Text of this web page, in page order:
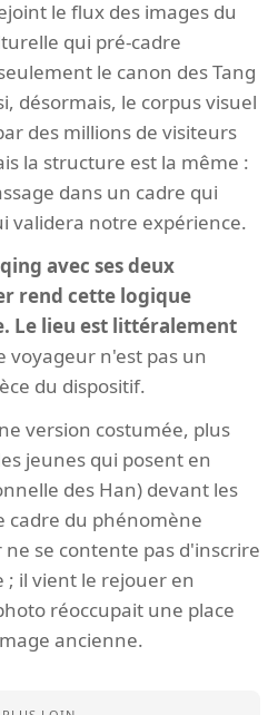
le flux des images du
qui pré-cadre
le canon des Tang
désormais, le corpus visuel
des millions de visiteurs
la structure est la même :
dans un cadre qui
validera notre expérience.
avec ses deux
rend cette logique
Le lieu est littéralement
voyageur n'est pas un
du dispositif.
version costumée, plus
jeunes qui posent en
des Han) devant les
cadre du phénomène
se contente pas d'inscrire
; il vient le rejouer en
réoccupait une place
ancienne.